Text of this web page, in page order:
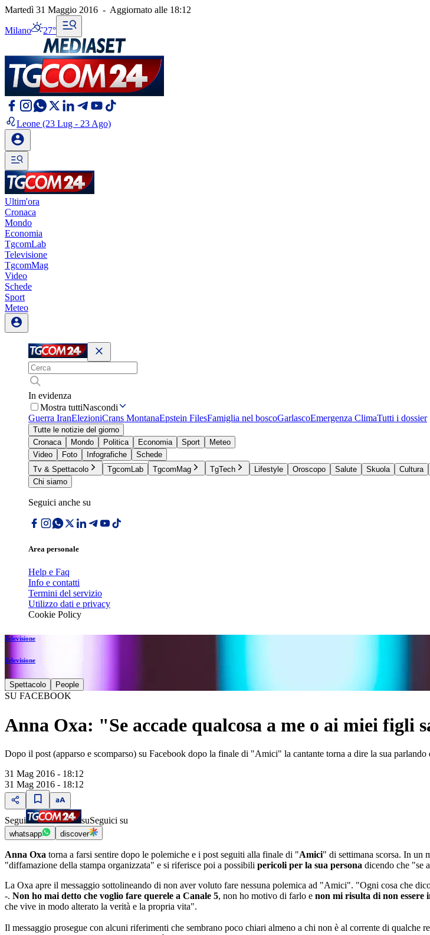
Martedì 31 Maggio 2016 - Aggiornato alle 18:12
Milano 27°
Leone (23 Lug - 23 Ago)
Ultim'ora
Cronaca
Mondo
Economia
TgcomLab
Televisione
TgcomMag
Video
Schede
Sport
Meteo
In evidenza
Mostra tuttiNascondi
Guerra IranElezioniCrans MontanaEpstein FilesFamiglia nel boscoGarlascoEmergenza ClimaTutti i dossier
Tutte le notizie del giorno
Cronaca
Mondo Politica Economia Sport
Meteo
Video
Foto Infografiche
Schede
Tv & Spettacolo
TgcomLab TgcomMag TgTech Lifestyle Oroscopo Salute Skuola Cultura
Chi siamo
Seguici anche su
Area personale
Help e Faq
Info e contatti
Termini del servizio
Utilizzo dati e privacy
Cookie Policy
Televisione
Televisione
Spettacolo People
SU FACEBOOK
Anna Oxa: "Se accade qualcosa a me o ai miei figli
Dopo il post (apparso e scomparso) su Facebook dopo la finale di "Amici" la cantante torna a dire la sua
31 Mag 2016 - 18:12
31 Mag 2016 - 18:12
Segui suSeguici su
whatsapp discover
Anna Oxa torna a farsi sentire dopo le polemiche e i post seguiti alla finale di "Amici" di settimana scorsa. In un
"diffamazione della stampa organizzata" e si riferisce poi a possibili pericoli per la sua persona dicendo che "se
La Oxa apre il messaggio sottolineando di non aver voluto fare nessuna polemica ad "Amici". "Ogni cosa che
-. Non ho mai detto che voglio fare querele a Canale 5, non ho motivo di farlo e non mi risulta di non
che vive in modo alterato la verità e la propria vita".
Il messaggio prosegue con alcuni riferimenti che sembrano poco chiari almeno a chi non è al corrente di